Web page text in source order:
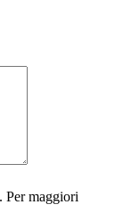
Per maggiori